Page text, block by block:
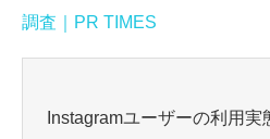
調査｜PR TIMES
Instagramユーザーの利用実